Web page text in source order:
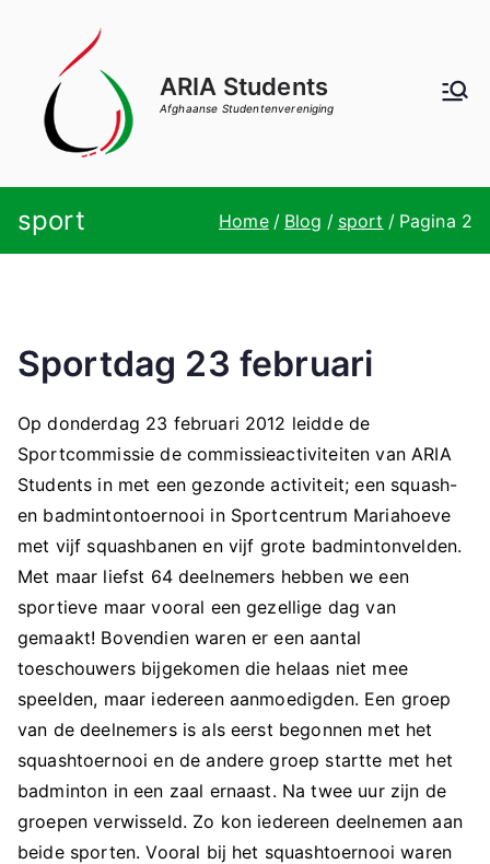
inhoud
ARIA Students
Afghaanse Studentenvereniging
sport Home Blog sport Pagina 2
Sportdag 23 februari
Op donderdag 23 februari 2012 leidde de
Sportcommissie de commissieactiviteiten van ARIA
Students in met een gezonde activiteit; een squash-
en badmintontoernooi in Sportcentrum Mariahoeve
met vijf squashbanen en vijf grote badmintonvelden.
Met maar liefst 64 deelnemers hebben we een
sportieve maar vooral een gezellige dag van
gemaakt! Bovendien waren er een aantal
toeschouwers bijgekomen die helaas niet mee
speelden, maar iedereen aanmoedigden. Een groep
van de deelnemers is als eerst begonnen met het
squashtoernooi en de andere groep startte met het
badminton in een zaal ernaast. Na twee uur zijn de
groepen verwisseld. Zo kon iedereen deelnemen aan
beide sporten. Vooral bij het squashtoernooi waren